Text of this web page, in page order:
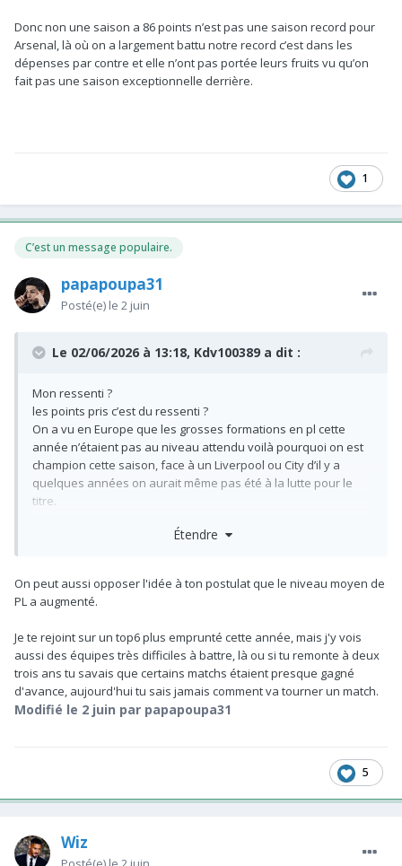
Donc non une saison a 86 points n’est pas une saison record pour
Arsenal, là où on a largement battu notre record c’est dans les
dépenses par contre et elle n’ont pas portée leurs fruits vu qu’on
fait pas une saison exceptionnelle derrière.
1
C’est un message populaire.
papapoupa31
Posté(e) le 2 juin
Le 02/06/2026 à 13:18, Kdv100389 a dit :
Mon ressenti ?
les points pris c’est du ressenti ?
On a vu en Europe que les grosses formations en pl cette
année n’étaient pas au niveau attendu voilà pourquoi on est
champion cette saison, face à un Liverpool ou City d’il y a
quelques années on aurait même pas été à la lutte pour le
titre.
On a juste moins régresser qu’eux, le terrain en plus des
champion avec moins de 86 points ça n’est arriver que 4 fois
depuis l’an 2000 pour info on est second avec 89 il y a 2
Donc non une saison a 86 points n’est pas une saison record
pour Arsenal, là où on a largement battu notre record c’est
dans les dépenses par contre et elle n’ont pas portée leurs
fruits vu qu’on fait pas une saison exceptionnelle derrière.
Étendre
On peut aussi opposer l'idée à ton postulat que le niveau moyen de
PL a augmenté.
Je te rejoint sur un top6 plus emprunté cette année, mais j'y vois
aussi des équipes très difficiles à battre, là ou si tu remonte à deux
trois ans tu savais que certains matchs étaient presque gagné
d'avance, aujourd'hui tu sais jamais comment va tourner un match.
Modifié le 2 juin par papapoupa31
5
Wiz